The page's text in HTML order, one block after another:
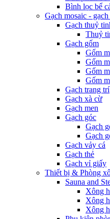
Bình lọc bể
Gạch mosaic -
Gạch thuỷ
Thuỷ
Gạch gốm
Gốm
Gốm
Gốm
Gốm
Gạch trang trí
Gạch xà cừ
Gạch men
Gạch góc
Gạch
Gạch
Gạch vảy cá
Gạch thẻ
Gạch vỉ giấy
Thiết bị & Phòng
Sauna and
Xông
Xông
Xông